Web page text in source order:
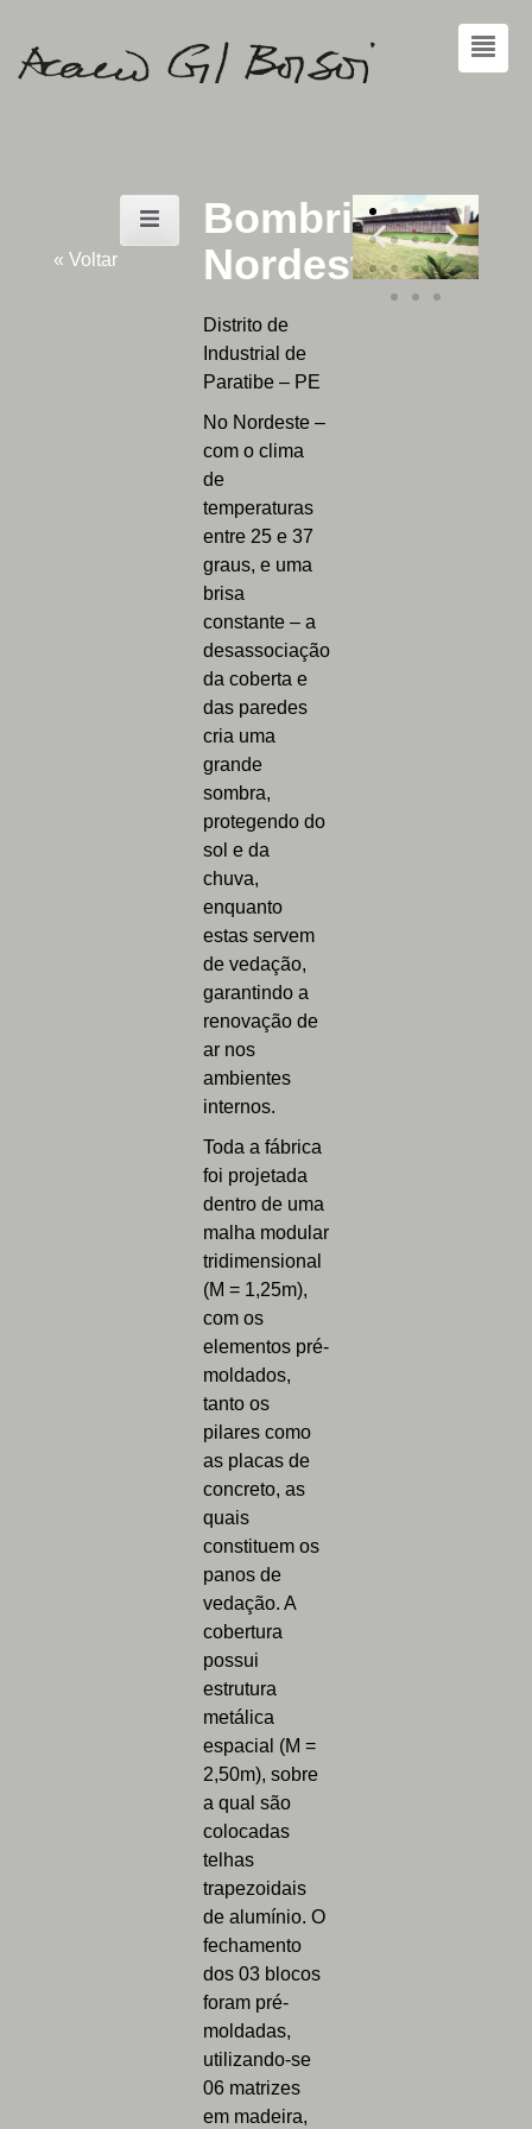
« Voltar
Bombril
Nordeste
Distrito de
Industrial de
Paratibe – PE
No Nordeste –
com o clima
de
temperaturas
entre 25 e 37
graus, e uma
brisa
constante – a
desassociação
da coberta e
das paredes
cria uma
grande
sombra,
protegendo do
sol e da
chuva,
enquanto
estas servem
de vedação,
garantindo a
renovação de
ar nos
ambientes
internos.
Toda a fábrica
foi projetada
dentro de uma
malha modular
tridimensional
(M = 1,25m),
com os
elementos pré-
moldados,
tanto os
pilares como
as placas de
concreto, as
quais
constituem os
panos de
vedação. A
cobertura
possui
estrutura
metálica
espacial (M =
2,50m), sobre
a qual são
colocadas
telhas
trapezoidais
de alumínio. O
fechamento
dos 03 blocos
foram pré-
moldadas,
utilizando-se
06 matrizes
em madeira,